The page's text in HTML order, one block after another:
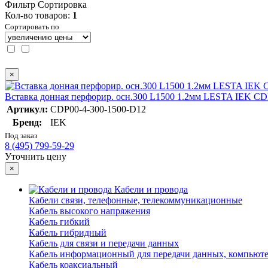
Фильтр Сортировка
Кол-во товаров: 1
Сортировать по
×
Вставка донная перфорир. осн.300 L1500 1.2мм LESTA IEK
Артикул: CDP00-4-300-1500-D12
Бренд:
IEK
Под заказ
8 (495) 799-59-29
Уточнить цену
×
Кабели и провода
Кабели связи, телефонные, телекоммуникационные
Кабель высокого напряжения
Кабель гибкий
Кабель гибридный
Кабель для связи и передачи данных
Кабель информационный для передачи данных,
Кабель коаксиальный